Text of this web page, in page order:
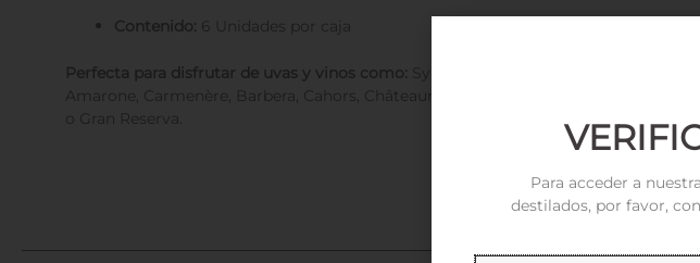
Contenido: 6 Unidades por caja
Perfecta para disfrutar de uvas y vinos como: Syrah (Viejo Mundo), Tempranillo
Amarone, Carmenère, Barbera, Cahors, Châteauneuf-du-Pape, Côtes du Rhône,
o Gran Reserva.
Para acceder a
destilados, por favor,